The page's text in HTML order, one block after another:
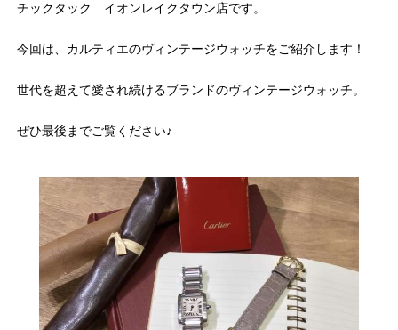
チックタック イオンレイクタウン店です。
今回は、カルティエのヴィンテージウォッチをご紹介します！
世代を超えて愛され続けるブランドのヴィンテージウォッチ。
ぜひ最後までご覧ください♪